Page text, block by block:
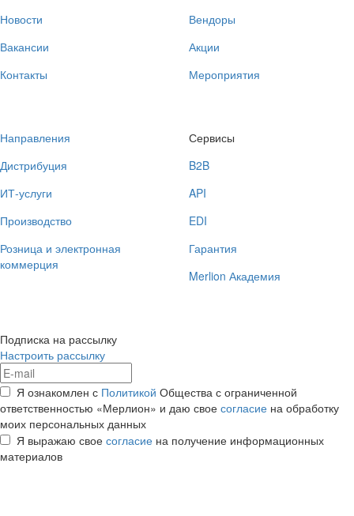
Новости
Вакансии
Контакты
Вендоры
Акции
Мероприятия
Направления
Дистрибуция
ИТ-услуги
Производство
Розница и электронная
коммерция
Сервисы
B2B
API
EDI
Гарантия
Merlion Академия
Подписка на рассылку
Настроить рассылку
Я ознакомлен с Политикой Общества с ограниченной
ответственностью «Мерлион» и даю свое согласие на обработку
моих персональных данных
Я выражаю свое согласие на получение информационных
материалов